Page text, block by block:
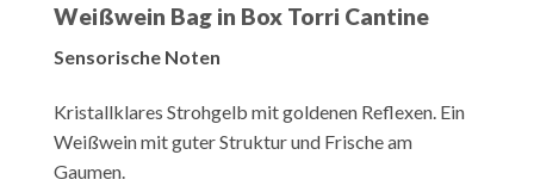
Weißwein Bag in Box Torri Cantine
Sensorische Noten
Kristallklares Strohgelb mit goldenen Reflexen. Ein
Weißwein mit guter Struktur und Frische am
Gaumen.